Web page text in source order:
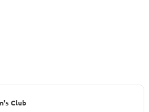
Club